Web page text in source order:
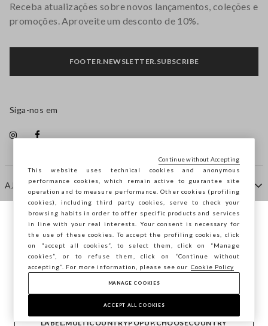
AJUDA
EMPRESA
CONTACTE-NOS
Receba atualizações sobre novos lançamentos, coleções e
promoções. Aproveite um desconto de 10%.
FOOTER.NEWSLETTER.SUBSCRIBE
Siga-nos em
Copyright © Ovs S.p.A. -
Está a navegar na STEFANEL Portugal,
deseja guardar a sua localização?
CONFIRMAR
LABEL.MULTICOUNTRYPOPUP.CHOOSECOUNTRY
footer.item.country Portugal
This website uses technical cookies and anonymous
performance cookies, which remain active to guarantee site
operation and to measure performance. Other cookies (profiling
cookies), including third party cookies, serve to check your
browsing habits in order to offer specific products and services
in line with your real interests. Your consent is necessary for
the use of these cookies. To accept the profiling cookies, click
on "accept all cookies”, to select them, click on “Manage
cookies”, or to refuse them, click on “Continue without
accepting”. For more information, please see our Cookie Policy
MANAGE COOKIES
ACCEPT ALL COOKIES
Continue without Accepting